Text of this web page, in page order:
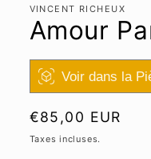
1
dans
une
fenêtre
VINCENT RICHEUX
Amour
Voir dans la
Prix
habituel
€85,00 EUR
Taxes incluses.